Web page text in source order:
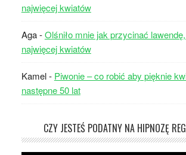
najwięcej kwiatów
Aga-Olśniło mnie jak przycinać
najwięcej kwiatów
Kamel- Piwonie – co robić aby pięknie
następne 50 lat
CZY JESTEŚ PODATNY NA HIPNOZĘ